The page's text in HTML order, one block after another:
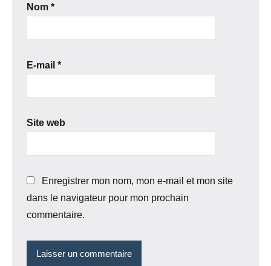
Nom *
E-mail *
Site web
Enregistrer mon nom, mon e-mail et mon site
dans le navigateur pour mon prochain
commentaire.